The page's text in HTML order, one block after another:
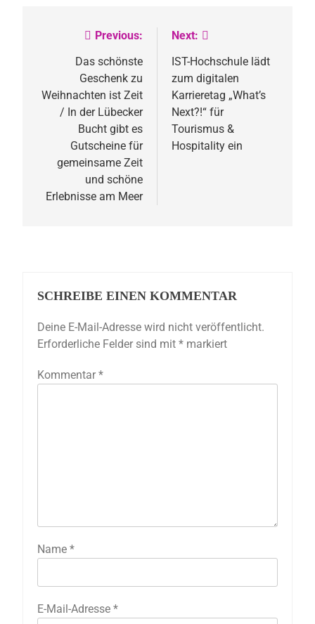
Beitragsnavigation
Previous:
Das schönste
Geschenk zu
Weihnachten ist Zeit
/ In der Lübecker
Bucht gibt es
Gutscheine für
gemeinsame Zeit
und schöne
Erlebnisse am Meer
Next:
IST-Hochschule lädt
zum digitalen
Karrieretag „What’s
Next?!“ für
Tourismus &
Hospitality ein
SCHREIBE EINEN KOMMENTAR
Deine E-Mail-Adresse wird nicht veröffentlicht.
Erforderliche Felder sind mit * markiert
Kommentar *
Name *
E-Mail-Adresse *